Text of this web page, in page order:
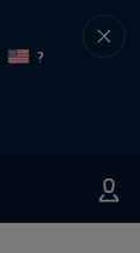
?